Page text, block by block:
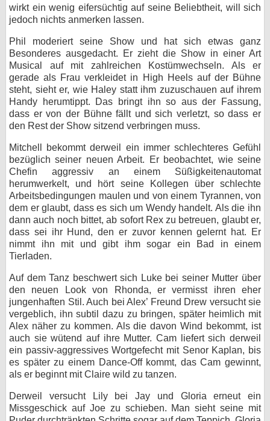
wirkt ein wenig eifersüchtig auf seine Beliebtheit, will sich
jedoch nichts anmerken lassen.
Phil moderiert seine Show und hat sich etwas ganz
Besonderes ausgedacht. Er zieht die Show in einer Art
Musical auf mit zahlreichen Kostümwechseln. Als er
gerade als Frau verkleidet in High Heels auf der Bühne
steht, sieht er, wie Haley statt ihm zuzuschauen auf ihrem
Handy herumtippt. Das bringt ihn so aus der Fassung,
dass er von der Bühne fällt und sich verletzt, so dass er
den Rest der Show sitzend verbringen muss.
Mitchell bekommt derweil ein immer schlechteres Gefühl
bezüglich seiner neuen Arbeit. Er beobachtet, wie seine
Chefin aggressiv an einem Süßigkeitenautomat
herumwerkelt, und hört seine Kollegen über schlechte
Arbeitsbedingungen maulen und von einem Tyrannen, von
dem er glaubt, dass es sich um Wendy handelt. Als die ihn
dann auch noch bittet, ab sofort Rex zu betreuen, glaubt er,
dass sei ihr Hund, den er zuvor kennen gelernt hat. Er
nimmt ihn mit und gibt ihm sogar ein Bad in einem
Tierladen.
Auf dem Tanz beschwert sich Luke bei seiner Mutter über
den neuen Look von Rhonda, er vermisst ihren eher
jungenhaften Stil. Auch bei Alex’ Freund Drew versucht sie
vergeblich, ihn subtil dazu zu bringen, später heimlich mit
Alex näher zu kommen. Als die davon Wind bekommt, ist
auch sie wütend auf ihre Mutter. Cam liefert sich derweil
ein passiv-aggressives Wortgefecht mit Senor Kaplan, bis
es später zu einem Dance-Off kommt, das Cam gewinnt,
als er beginnt mit Claire wild zu tanzen.
Derweil versucht Lily bei Jay und Gloria erneut ein
Missgeschick auf Joe zu schieben. Man sieht seine mit